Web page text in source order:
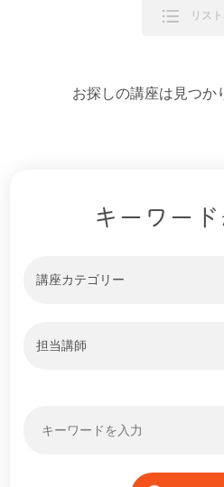
リス
お探しの講座は見つか
キーワード
講座カテゴリー
担当講師